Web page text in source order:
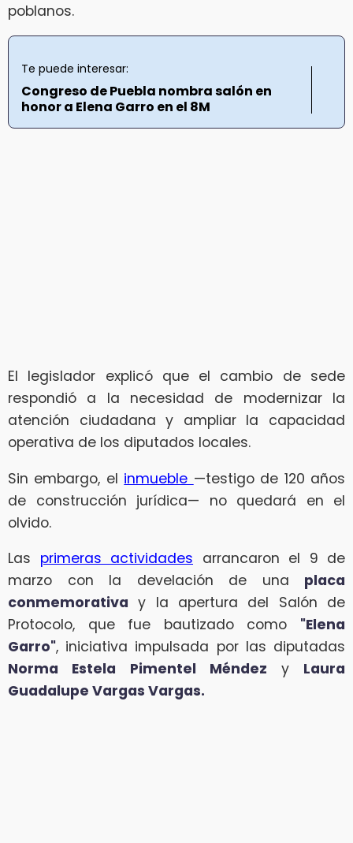
poblanos.
Te puede interesar:
Congreso de Puebla nombra salón en
honor a Elena Garro en el 8M
El legislador explicó que el cambio de sede
respondió a la necesidad de modernizar la
atención ciudadana y ampliar la capacidad
operativa de los diputados locales.
Sin embargo, el inmueble —testigo de 120 años
de construcción jurídica— no quedará en el
olvido.
Las primeras actividades arrancaron el 9 de
marzo con la develación de una placa
conmemorativa y la apertura del Salón de
Protocolo, que fue bautizado como "Elena
Garro", iniciativa impulsada por las diputadas
Norma Estela Pimentel Méndez y Laura
Guadalupe Vargas Vargas.